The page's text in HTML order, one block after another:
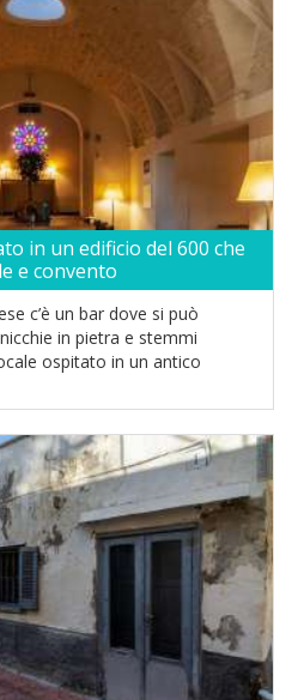
in un edificio del 600 che
e convento
c’è un bar dove si può
in pietra e stemmi
ospitato in un antico